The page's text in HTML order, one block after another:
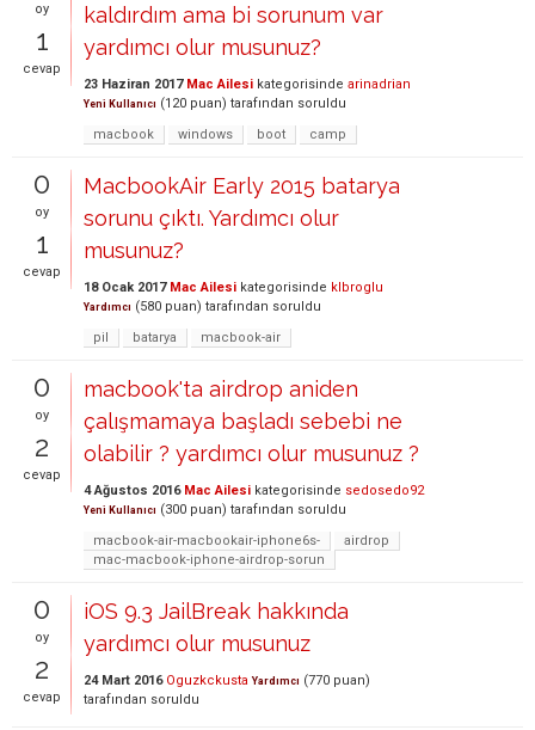
oy
1
cevap
kaldırdım ama bi sorunum var
yardımcı olur musunuz?
23 Haziran 2017 Mac Ailesi kategorisinde arinadrian
Yeni Kullanıcı (120 puan) tarafından soruldu
macbook
windows boot camp
0
oy
1
cevap
MacbookAir Early 2015 batarya
sorunu çıktı. Yardımcı olur
musunuz?
18 Ocak 2017 Mac Ailesi kategorisinde klbroglu
Yardımcı (580 puan) tarafından soruldu
pil
batarya macbook-air
0
oy
2
cevap
macbook'ta airdrop aniden
çalışmamaya başladı sebebi ne
olabilir ? yardımcı olur musunuz ?
4 Ağustos 2016 Mac Ailesi kategorisinde sedosedo92
Yeni Kullanıcı (300 puan) tarafından soruldu
macbook-air-macbookair-iphone6s-
airdrop
mac-macbook-iphone-airdrop-sorun
0
oy
2
cevap
iOS 9.3 JailBreak hakkında
yardımcı olur musunuz
24 Mart 2016 Oguzkckusta Yardımcı (770 puan)
tarafından soruldu